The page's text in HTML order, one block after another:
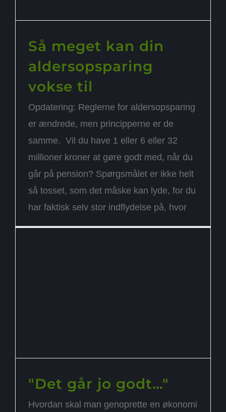
Så meget kan din
aldersopsparing
vokse til
Opdatering: Reglerne for aldersopsparing
er ændrede, men principperne er de
samme. Vil du have 1 eller 6 eller 32
millioner kroner at gøre godt med, når du
går på pension? Spørgsmålet er ikke helt
så tosset, som det måske kan lyde, for du
har faktisk selv stor indflydelse på, hvor
"Det går jo godt…"
Hvordan skal man genoprette en økonomi